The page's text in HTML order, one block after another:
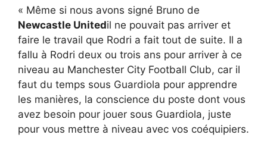
« Même si nous avons signé Bruno de
Newcastle Unitedil ne pouvait pas arriver et
faire le travail que Rodri a fait tout de suite. Il a
fallu à Rodri deux ou trois ans pour arriver à ce
niveau au Manchester City Football Club, car il
faut du temps sous Guardiola pour apprendre
les manières, la conscience du poste dont vous
avez besoin pour jouer sous Guardiola, juste
pour vous mettre à niveau avec vos coéquipiers.